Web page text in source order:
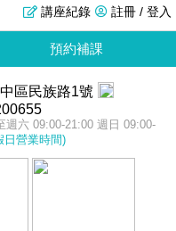
註冊 / 登入
講座紀錄
預約補課
區民族路1號
週六 09:00-21:00 週日 09:00-
日營業時間)